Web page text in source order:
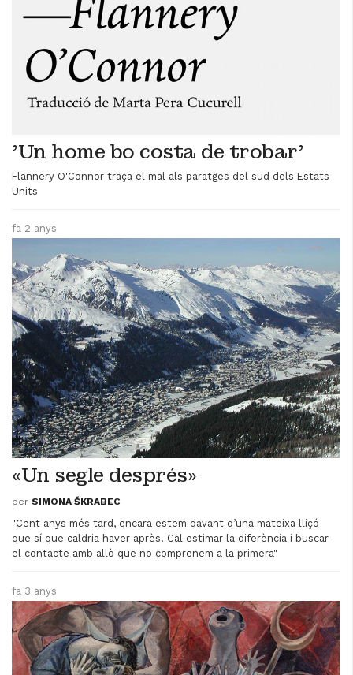
'Un home bo costa de trobar'
Flannery O'Connor traça el mal als paratges del sud dels Estats
Units
fa 2 anys
«Un segle després»
per SIMONA ŠKRABEC
"Cent anys més tard, encara estem davant d’una mateixa lliçó
que sí que caldria haver après. Cal estimar la diferència i buscar
el contacte amb allò que no comprenem a la primera"
fa 3 anys